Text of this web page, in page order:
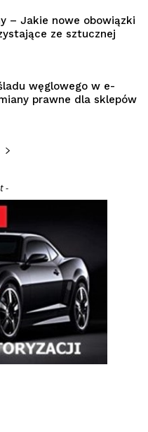
– Jakie nowe obowiązki
ze sztucznej
węglowego w e-
prawne dla sklepów
-